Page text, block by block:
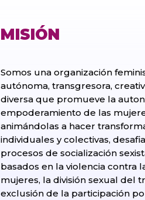
MISIÓN
Somos una organización
autónoma, transgresora,
diversa que promueve la
empoderamiento de las
animándolas a hacer
individuales y colectivas,
procesos de socialización
basados en la violencia contra
mujeres, la división sexual del
exclusión de la participación